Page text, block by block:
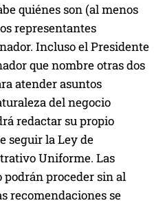
quiénes son (al menos
representantes
Incluso el Presidente
que nombre otras dos
atender asuntos
del negocio
redactar su propio
seguir la Ley de
Uniforme. Las
proceder sin al
recomendaciones se